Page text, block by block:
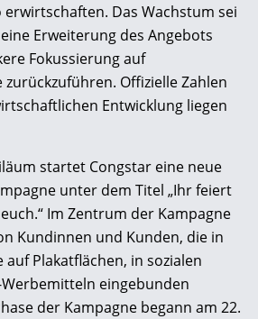
Das Wachstum sei
Erweiterung des Angebots
Fokussierung auf
Offizielle Zahlen
Entwicklung liegen
startet Congstar eine neue
unter dem Titel „Ihr feiert
Im Zentrum der Kampagne
Kundinnen und Kunden, die in
auf Plakatflächen, in sozialen
eingebunden
der Kampagne begann am 22.